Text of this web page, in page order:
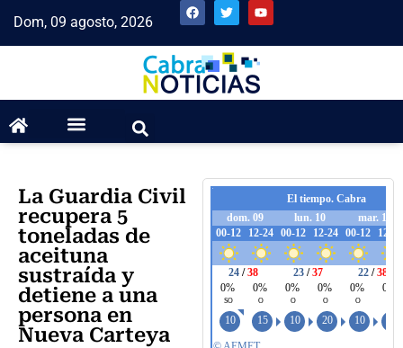
Dom, 09 agosto, 2026
La Guardia Civil
recupera 5
toneladas de
aceituna
sustraída y
detiene a una
persona en
Nueva Carteya